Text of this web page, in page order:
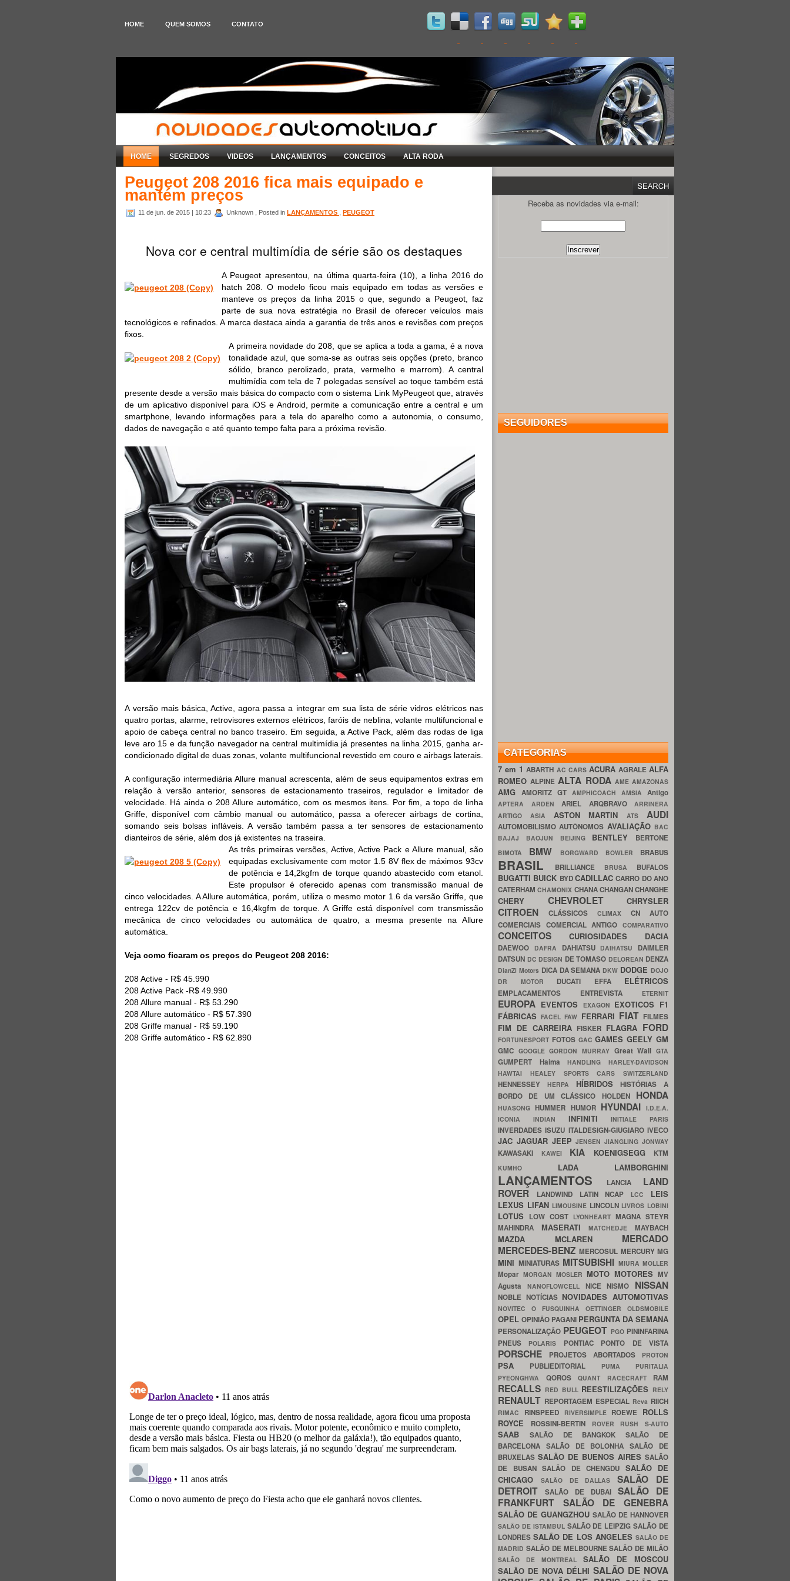
HOME QUEM SOMOS CONTATO
HOME SEGREDOS VIDEOS LANÇAMENTOS CONCEITOS ALTA RODA
Peugeot 208 2016 fica mais equipado e
mantém preços
11 de jun. de 2015 | 10:23 Unknown , Posted in LANÇAMENTOS PEUGEOT
Nova cor e central multimídia de série são os destaques
A Peugeot apresentou, na última quarta-feira (10), a linha 2016 do
hatch 208. O modelo ficou mais equipado em todas as versões e
manteve os preços da linha 2015 o que, segundo a Peugeot, faz
parte de sua nova estratégia no Brasil de oferecer veículos mais
tecnológicos e refinados. A marca destaca ainda a garantia de três anos e revisões com preços
fixos.
A primeira novidade do 208, que se aplica a toda a gama, é a nova
tonalidade azul, que soma-se as outras seis opções (preto, branco
sólido, branco perolizado, prata, vermelho e marrom). A central
multimídia com tela de 7 polegadas sensível ao toque também está
presente desde a versão mais básica do compacto com o sistema Link MyPeugeot que, através
de um aplicativo disponível para iOS e Android, permite a comunicação entre a central e um
smartphone, levando informações para a tela do aparelho como a autonomia, o consumo,
dados de navegação e até quanto tempo falta para a próxima revisão.
A versão mais básica, Active, agora passa a integrar em sua lista de série vidros elétricos nas
quatro portas, alarme, retrovisores externos elétricos, faróis de neblina, volante multifuncional e
apoio de cabeça central no banco traseiro. Em seguida, a Active Pack, além das rodas de liga
leve aro 15 e da função navegador na central multimídia já presentes na linha 2015, ganha ar-
condicionado digital de duas zonas, volante multifuncional revestido em couro e airbags laterais.
A configuração intermediária Allure manual acrescenta, além de seus equipamentos extras em
relação à versão anterior, sensores de estacionamento traseiros, regulador e limitador de
velocidade. Há ainda o 208 Allure automático, com os mesmos itens. Por fim, a topo de linha
Griffe, disponível com câmbio manual ou automático, passa a oferecer airbags de cortina,
somando seis bolsas infláveis. A versão também passa a ter sensores de estacionamento
dianteiros de série, além dos já existentes na traseira.
As três primeiras versões, Active, Active Pack e Allure manual, são
equipadas exclusivamente com motor 1.5 8V flex de máximos 93cv
de potência e 14,2kgfm de torque quando abastecido com etanol.
Este propulsor é oferecido apenas com transmissão manual de
cinco velocidades. A Allure automática, porém, utiliza o mesmo motor 1.6 da versão Griffe, que
entrega 122cv de potência e 16,4kgfm de torque. A Griffe está disponível com transmissão
mecânica de cinco velocidades ou automática de quatro, a mesma presente na Allure
automática.
Veja como ficaram os preços do Peugeot 208 2016:
208 Active - R$ 45.990
208 Active Pack -R$ 49.990
208 Allure manual - R$ 53.290
208 Allure automático - R$ 57.390
208 Griffe manual - R$ 59.190
208 Griffe automático - R$ 62.890
Receba as novidades via e-mail:
SEGUIDORES
CATEGORIAS
7 em 1ABARTH AC CARS ACURA AGRALE ALFA
ROMEOALPINEALTA RODA AME AMAZONAS
AMG AMORITZ GT AMPHICOACH AMSIA Antigo
APTERA ARDEN ARIEL ARQBRAVO ARRINERA
ARTIGO ASIA ASTON MARTINATS AUDI
AUTOMOBILISMOAUTÔNOMOS AVALIAÇÃO BAC
BAJAJ BAOJUN BEIJING BENTLEY BERTONE
BIMOTA BMW BORGWARD BOWLER BRABUS
BRASIL BRILLIANCE BRUSA BUFALOS
BUGATTI BUICK BYDCADILLACCARRO DO ANO
CATERHAMCHAMONIX CHANACHANGANCHANGHE
CHERY CHEVROLET CHRYSLER
CITROEN CLÁSSICOS CLIMAX CN AUTO
COMERCIAIS COMERCIAL ANTIGOCOMPARATIVO
CONCEITOS CURIOSIDADES DACIA
DAEWOO DAFRA DAHIATSU DAIHATSU DAIMLER
DATSUN DC DESIGN DE TOMASO DELOREAN DENZA
DianZi Motors DICA DA SEMANA DKW DODGE DOJO
DR MOTOR DUCATI EFFA ELÉTRICOS
EMPLACAMENTOS ENTREVISTA ETERNIT
EUROPA EVENTOS EXAGON EXOTICOS F1
FÁBRICASFACELFAW FERRARI FIAT FILMES
FIM DE CARREIRA FISKER FLAGRA FORD
FORTUNESPORT FOTOS GACGAMESGEELYGM
GMC GOOGLEGORDON MURRAY Great WallGTA
GUMPERT HaimaHANDLINGHARLEY-DAVIDSON
HAWTAI HEALEY SPORTS CARS SWITZERLAND
HENNESSEY HERPA HÍBRIDOSHISTÓRIAS A
BORDO DE UM CLÁSSICO HOLDEN HONDA
HUASONGHUMMER HUMOR HYUNDAI I.D.E.A.
ICONIA INDIAN INFINITIINITIALE PARIS
INVERDADESISUZU ITALDESIGN-GIUGIAROIVECO
JAC JAGUAR JEEPJENSENJIANGLINGJONWAY
KAWASAKI KAWEI KIA KOENIGSEGG KTM
KUMHO LADA LAMBORGHINI
LANÇAMENTOS LANCIA LAND
ROVER
LANDWIND LATIN NCAP LCC LEIS
LEXUS LIFAN LIMOUSINE LINCOLN LIVROS LOBINI
LOTUS LOW COST LYONHEART MAGNA STEYR
MAHINDRA MASERATIMATCHEDJEMAYBACH
MAZDA MCLAREN MERCADO
MERCEDES-BENZMERCOSUL MERCURYMG
MINI MINIATURAS MITSUBISHI MIURA MOLLER
Mopar MORGAN MOSLER MOTO MOTORES MV
Agusta NANOFLOWCELL NICENISMO NISSAN
NOBLE NOTÍCIAS NOVIDADES AUTOMOTIVAS
NOVITEC O FUSQUINHA OETTINGER OLDSMOBILE
OPEL OPINIÃO PAGANI PERGUNTA DA SEMANA
PERSONALIZAÇÃO PEUGEOT PGO PININFARINA
PNEUS
POLARIS PONTIAC PONTO DE VISTA
PORSCHE PROJETOS ABORTADOS PROTON
PSA PUBLIEDITORIAL PUMA PURITALIA
PYEONGHWA QOROS QUANT RACECRAFT RAM
RECALLS RED BULL REESTILIZAÇÕES RELY
RENAULT REPORTAGEM ESPECIAL Reva RIICH
RIMAC RINSPEED RIVERSIMPLE ROEWE ROLLS
ROYCE
ROSSINI-BERTIN ROVER RUSH S-AUTO
SAAB SALÃO DE BANGKOKSALÃO DE
BARCELONA SALÃO DE BOLONHASALÃO DE
BRUXELAS SALÃO DE BUENOS AIRES SALÃO
DE BUSAN SALÃO DE CHENGDU SALÃO DE
CHICAGO
SALÃO DE DALLASSALÃO DE
DETROIT
SALÃO DE DUBAI SALÃO DE
FRANKFURT SALÃO DE GENEBRA
SALÃO DE GUANGZHOU SALÃO DE HANNOVER
SALÃO DE ISTAMBUL SALÃO DE LEIPZIGSALÃO DE
LONDRESSALÃO DE LOS ANGELES SALÃO DE
MADRID SALÃO DE MELBOURNESALÃO DE MILÃO
SALÃO DE MONTREAL SALÃO DE MOSCOU
SALÃO DE NOVA DÉLHI SALÃO DE NOVA